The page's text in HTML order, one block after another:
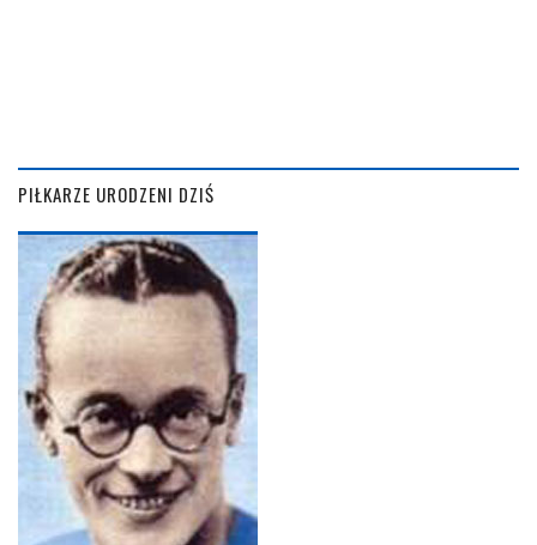
PIŁKARZE URODZENI DZIŚ